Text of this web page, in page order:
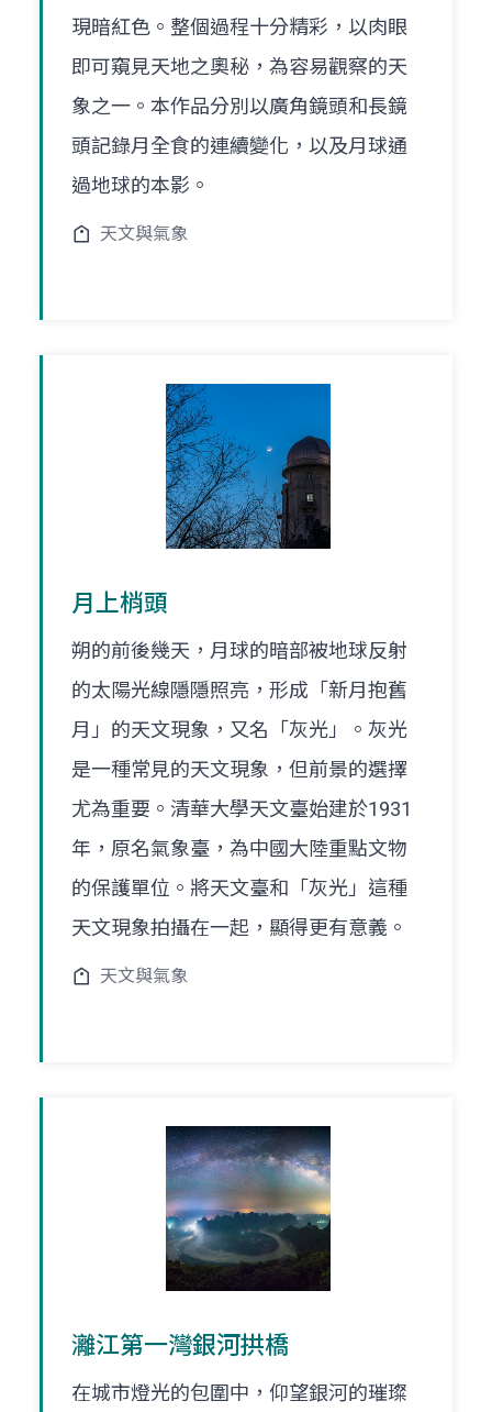
現暗紅色。整個過程十分精彩，以肉眼
即可窺見天地之奧秘，為容易觀察的天
象之一。本作品分別以廣角鏡頭和長鏡
頭記錄月全食的連續變化，以及月球通
過地球的本影。
天文與氣象
月上梢頭
朔的前後幾天，月球的暗部被地球反射
的太陽光線隱隱照亮，形成「新月抱舊
月」的天文現象，又名「灰光」。灰光
是一種常見的天文現象，但前景的選擇
尤為重要。清華大學天文臺始建於1931
年，原名氣象臺，為中國大陸重點文物
的保護單位。將天文臺和「灰光」這種
天文現象拍攝在一起，顯得更有意義。
天文與氣象
灕江第一灣銀河拱橋
在城市燈光的包圍中，仰望銀河的璀璨